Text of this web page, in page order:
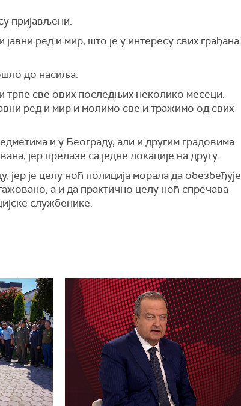
пријављени.
ред и мир, што је у интересу свих грађана
до насиља.
трпе све ових последњих неколико месеци.
ред и мир и молимо све и тражимо од свих
и у Београду, али и другим градовима
јер прелазе са једне локације на другу.
јер је целу ноћ полиција морала да обезбеђује
а и да практично целу ноћ спречава
службенике.